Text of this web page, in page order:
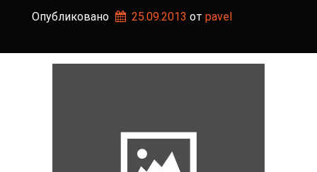
Опубликовано 25.09.2013 от pavel